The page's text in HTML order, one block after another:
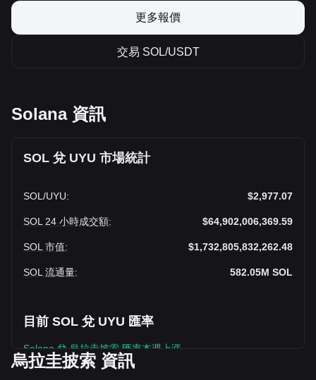
更多報價
交易 SOL/USDT
Solana 資訊
SOL 兌 UYU 市場統計
SOL /UYU: $2,977.07
SOL 24 小時成交額: $64,902,006,369.59
SOL 市值: $1,732,805,832,262.48
SOL 流通量: 582.05M SOL
目前 SOL 兌 UYU 匯率
Solana 兌 烏拉圭披索 匯率本週上漲。
Solana 的目前價格是 $2,977.07 / SOL，總市值為
烏拉圭披索 資訊